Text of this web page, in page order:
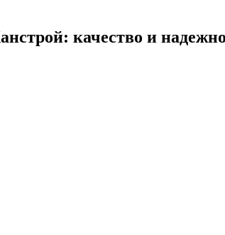
качество и